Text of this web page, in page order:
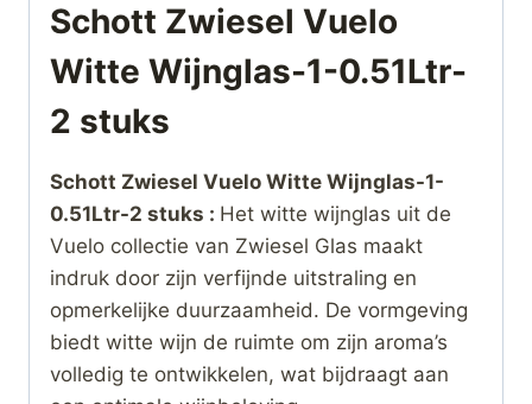
Schott Zwiesel Vuelo
Witte Wijnglas-1-0.51Ltr-
2 stuks
Schott Zwiesel Vuelo Witte Wijnglas-1-
0.51Ltr-2 stuks : Het witte wijnglas uit de
Vuelo collectie van Zwiesel Glas maakt
indruk door zijn verfijnde uitstraling en
opmerkelijke duurzaamheid. De vormgeving
biedt witte wijn de ruimte om zijn aroma’s
volledig te ontwikkelen, wat bijdraagt aan